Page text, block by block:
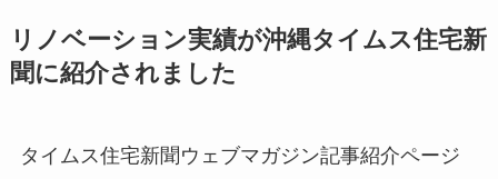
リノベーション実績が沖縄タイムス住宅新
聞に紹介されました
タイムス住宅新聞ウェブマガジン記事紹介ページ